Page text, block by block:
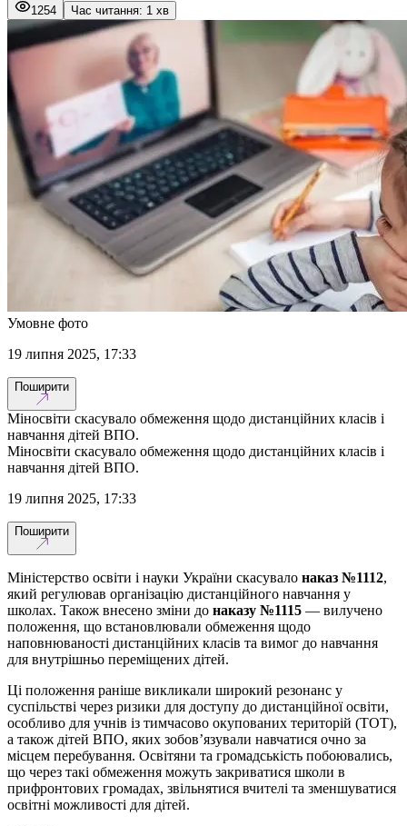
1254 Час читання: 1 хв
Умовне фото
19 липня 2025, 17:33
Поширити
Міносвіти скасувало обмеження щодо дистанційних класів і
навчання дітей ВПО.
Міносвіти скасувало обмеження щодо дистанційних класів і
навчання дітей ВПО.
19 липня 2025, 17:33
Поширити
Міністерство освіти і науки України скасувало наказ №1112,
який регулював організацію дистанційного навчання у
школах. Також внесено зміни до наказу №1115 — вилучено
положення, що встановлювали обмеження щодо
наповнюваності дистанційних класів та вимог до навчання
для внутрішньо переміщених дітей.
Ці положення раніше викликали широкий резонанс у
суспільстві через ризики для доступу до дистанційної освіти,
особливо для учнів із тимчасово окупованих територій (ТОТ),
а також дітей ВПО, яких зобов’язували навчатися очно за
місцем перебування. Освітяни та громадськість побоювались,
що через такі обмеження можуть закриватися школи в
прифронтових громадах, звільнятися вчителі та зменшуватися
освітні можливості для дітей.